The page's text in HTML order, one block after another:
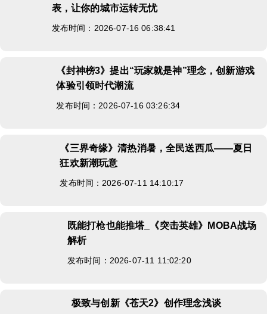
表，让你的城市运转无忧
发布时间：2026-07-16 06:38:41
《封神榜3》提出“玩家就是神”理念，创新游戏
体验引领时代潮流
发布时间：2026-07-16 03:26:34
《三界奇缘》清热消暑，全民送西瓜——夏日
狂欢新潮玩意
发布时间：2026-07-11 14:10:17
既能打枪也能推塔_《突击英雄》MOBA战场
解析
发布时间：2026-07-11 11:02:20
极致与创新《苍天2》创作理念浅谈